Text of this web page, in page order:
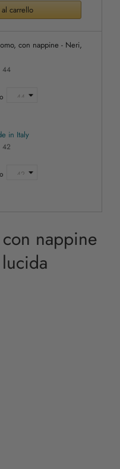
carrello
con nappine - Neri,
44
in Italy
42
nappine